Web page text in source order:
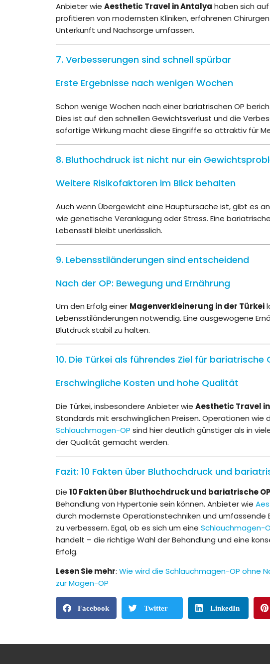
Anbieter wie Aesthetic Travel in Antalya haben sich
profitieren von modernsten Kliniken, erfahrenen
Unterkunft und Nachsorge umfassen.
7. Verbesserungen sind schnell spürbar
Erste Ergebnisse nach wenigen Wochen
Schon wenige Wochen nach einer bariatrischen OP
Dies ist auf den schnellen Gewichtsverlust und die
sofortige Wirkung macht diese Eingriffe so attraktiv für
8. Bluthochdruck ist nicht nur ein
Weitere Risikofaktoren im Blick behalten
Auch wenn Übergewicht eine Hauptursache ist, gibt es
wie genetische Veranlagung oder Stress. Eine
Lebensstil bleibt unerlässlich.
9. Lebensstiländerungen sind entscheidend
Nach der OP: Bewegung und Ernährung
Um den Erfolg einer Magenverkleinerung in der Türkei
Lebensstiländerungen notwendig. Eine ausgewogene
Blutdruck stabil zu halten.
10. Die Türkei als führendes Ziel für bariatrische
Erschwingliche Kosten und hohe Qualität
Die Türkei, insbesondere Anbieter wie Aesthetic Travel
Standards mit erschwinglichen Preisen. Operationen wie
Schlauchmagen-OP sind hier deutlich günstiger als in
der Qualität gemacht werden.
Fazit: 10 Fakten über Bluthochdruck und
Die 10 Fakten über Bluthochdruck und bariatrische OP
Behandlung von Hypertonie sein können. Anbieter wie
durch modernste Operationstechniken und umfassende
zu verbessern. Egal, ob es sich um eine Schlauchmagen-
handelt – die richtige Wahl der Behandlung und eine
Erfolg.
Lesen Sie mehr: Wie wird die Schlauchmagen-OP ohne
zur Magen-OP
Facebook Twitter LinkedIn